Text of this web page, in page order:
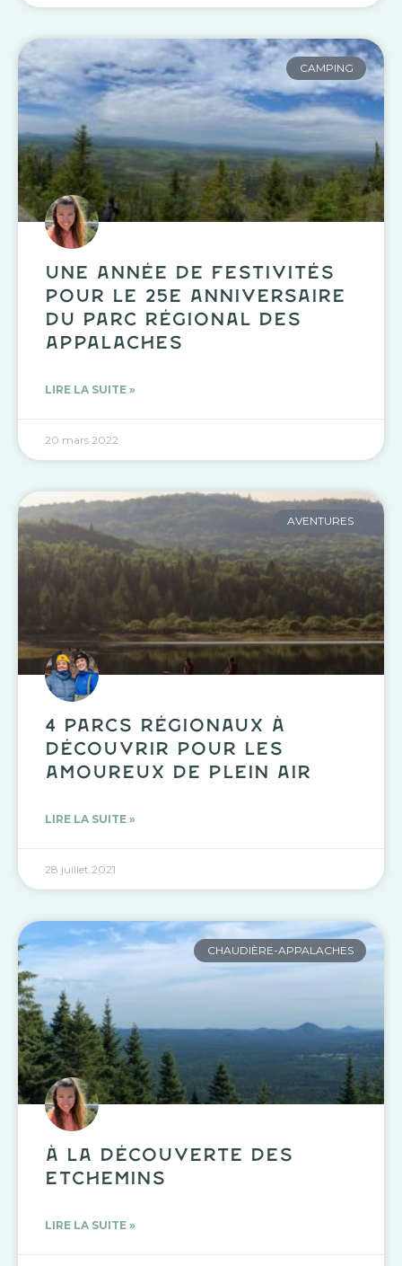
CAMPING
Une année de festivités
pour le 25e anniversaire
du Parc régional des
Appalaches
LIRE LA SUITE »
20 mars 2022
AVENTURES
4 parcs régionaux à
découvrir pour les
amoureux de plein air
LIRE LA SUITE »
28 juillet 2021
CHAUDIÈRE-APPALACHES
À la découverte des
Etchemins
LIRE LA SUITE »